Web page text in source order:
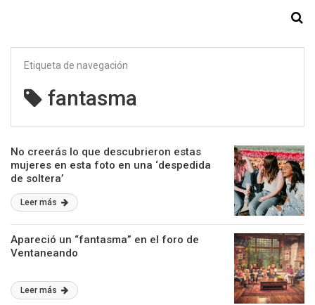
Etiqueta de navegación
fantasma
No creerás lo que descubrieron estas
mujeres en esta foto en una ‘despedida
de soltera’
Leer más
Apareció un “fantasma” en el foro de
Ventaneando
Leer más